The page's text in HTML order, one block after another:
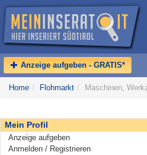
Anzeige aufgeben - GRATIS*
Home / Flohmarkt / Maschinen,
Mein Profil
Anzeige aufgeben
Anmelden / Registrieren